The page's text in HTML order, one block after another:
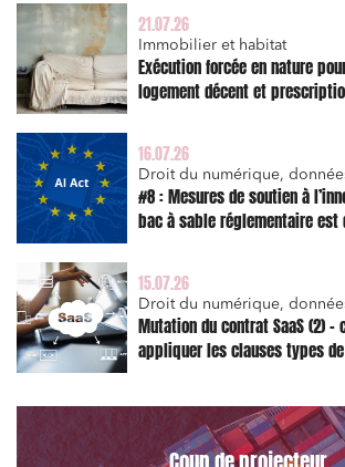
21.07.26
Immobilier et habitat
Exécution forcée en nature
logement décent et
16.07.26
Droit du numérique,
#8 : Mesures de soutien à
bac à sable réglementaire est
15.07.26
Droit du numérique,
Mutation du contrat SaaS (2) –
appliquer les clauses types